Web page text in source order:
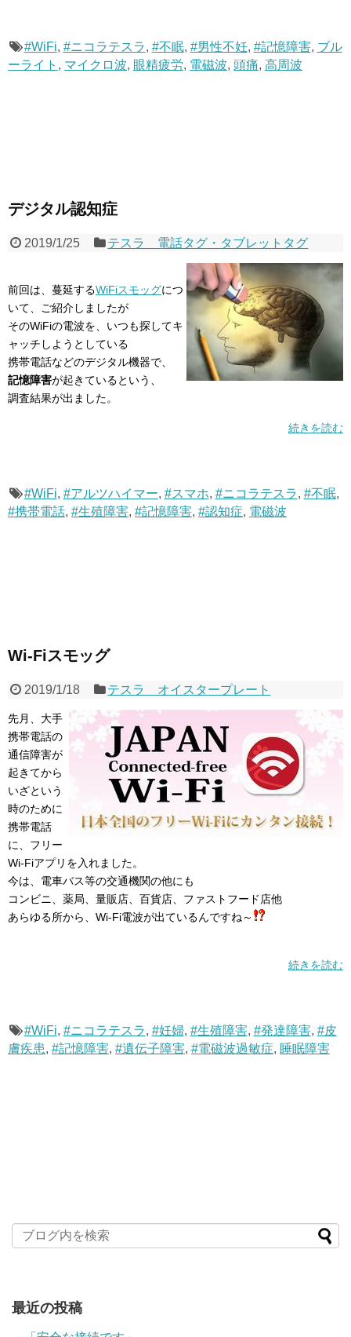
#WiFi, #ニコラテスラ, #不眠, #男性不妊, #記憶障害, ブル
ーライト , マイクロ波, 眼精疲労, 電磁波, 頭痛, 高周波
デジタル認知症
2019/1/25 テスラ 電話タグ・タブレットタグ
前回は、蔓延するWiFiスモッグにつ
いて、ご紹介しましたが
そのWiFiの電波を、いつも探してキ
ャッチしようとしている
携帯電話などのデジタル機器で、
記憶障害が起きているという、
調査結果が出ました。
続きを読む
#WiFi, #アルツハイマー, #スマホ, #ニコラテスラ, #不眠,
#携帯電話, #生殖障害, #記憶障害, #認知症, 電磁波
Wi-Fiスモッグ
2019/1/18 テスラ オイスタープレート
先月、大手
携帯電話の
通信障害が
起きてから
いざという
時のために
携帯電話
に、フリー
Wi-Fiアプリを入れました。
今は、電車バス等の交通機関の他にも
コンビニ、薬局、量販店、百貨店、ファストフード店他
あらゆる所から、Wi-Fi電波が出ているんですね～
続きを読む
#WiFi, #ニコラテスラ, #妊婦, #生殖障害, #発達障害, #皮
膚疾患, #記憶障害, #遺伝子障害, #電磁波過敏症, 睡眠障害
最近の投稿